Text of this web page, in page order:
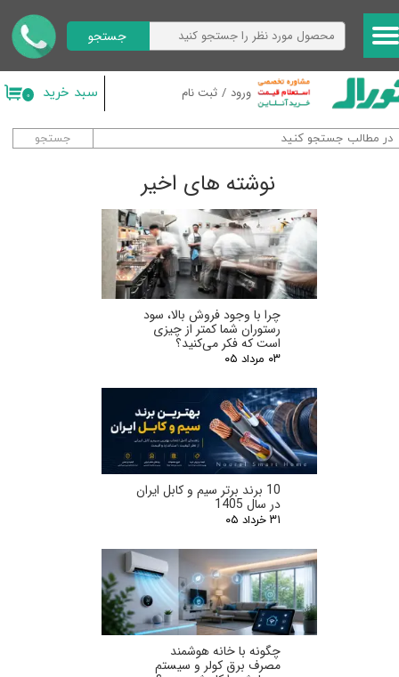
ورود / ثبت نام
حساب کاربری من
تغییر گذر واژه
جستجو
۰ سبد خرید
نوشته های اخیر
چرا با وجود فروش بالا، سود
رستوران شما کمتر از چیزی
است که فکر می‌کنید؟
۰۳ مرداد ۰۵
10 برند برتر سیم و کابل ایران
در سال 1405
۳۱ خرداد ۰۵
چگونه با خانه هوشمند
مصرف برق کولر و سیستم
جستجو